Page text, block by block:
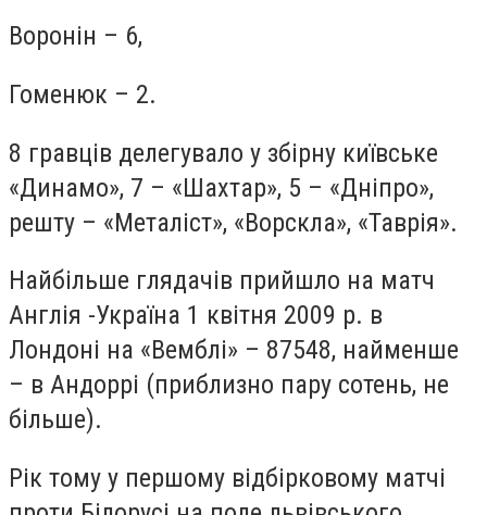
Воронін – 6,
Гоменюк – 2.
8 гравців делегувало у збірну київське
«Динамо», 7 – «Шахтар», 5 – «Дніпро»,
решту – «Металіст», «Ворскла», «Таврія».
Найбільше глядачів прийшло на матч
Англія -Україна 1 квітня 2009 р. в
Лондоні на «Вемблі» – 87548, найменше
– в Андоррі (приблизно пару сотень, не
більше).
Рік тому у першому відбірковому матчі